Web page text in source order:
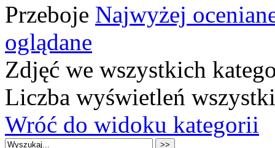
Przeboje Najwyżej
oglądane
Zdjęć we wszystkich
Liczba wyświetleń
Wróć do widoku kategorii